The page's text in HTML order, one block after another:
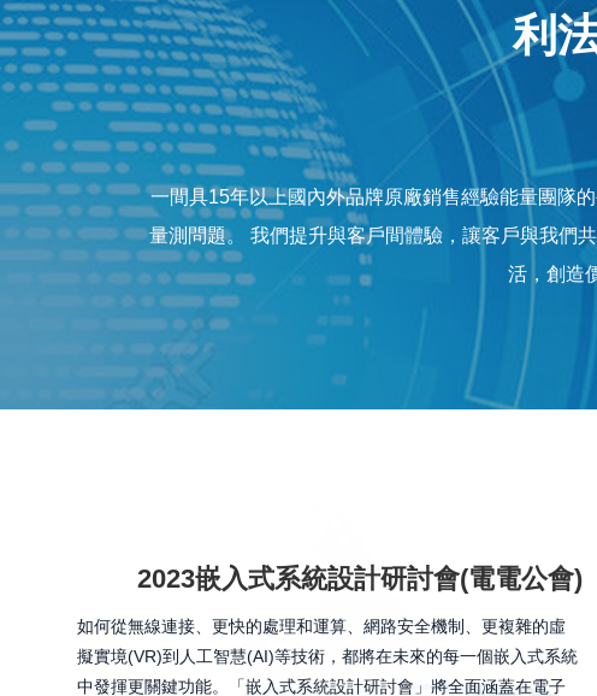
利
一間具15年以上國內外品牌原廠銷售經驗能量團隊
量測問題。 我們提升與客戶間體驗，讓客戶與我們
活，創造
2023嵌入式系統設計研討會(電電公會)
如何從無線連接、更快的處理和運算、網路安全機制、更複雜的虛
擬實境(VR)到人工智慧(AI)等技術，都將在未來的每一個嵌入式系統
中發揮更關鍵功能。「嵌入式系統設計研討會」將全面涵蓋在電子